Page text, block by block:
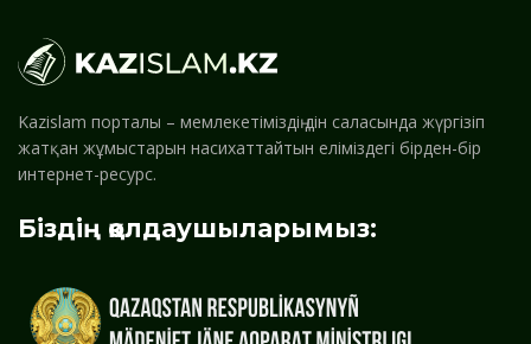
Kazislam порталы – мемлекетіміздің дін саласында жүргізіп
жатқан жұмыстарын насихаттайтын еліміздегі бірден-бір
интернет-ресурс.
Біздің қолдаушыларымыз: